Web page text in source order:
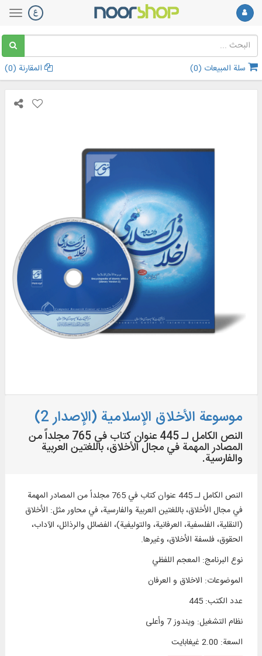
سلة المبيعات (0
) المقارنة (0
)
موسوعة الأخلاق الإسلامیة (الإصدار 2)
النص الكامل لـ 445 عنوان كتاب في 765 مجلداً من
المصادر المهمة في مجال الأخلاق، باللغتين العربية
والفارسية.
النص الكامل لـ 445 عنوان كتاب في 765 مجلداً من المصادر المهمة
في مجال الأخلاق، باللغتين العربية والفارسية، في محاور مثل: الأخلاق
(النقلية، الفلسفية، العرفانية، والتوليفية)، الفضائل والرذائل، الآداب،
الحقوق، فلسفة الأخلاق، وغيرها.
نوع البرنامج: المعجم اللفظي
الموضوعات: الاخلاق و العرفان
عدد الكتب:
445
نظام التشغیل: ويندوز 7 وأعلی
السعة: 2.00 غيغابايت